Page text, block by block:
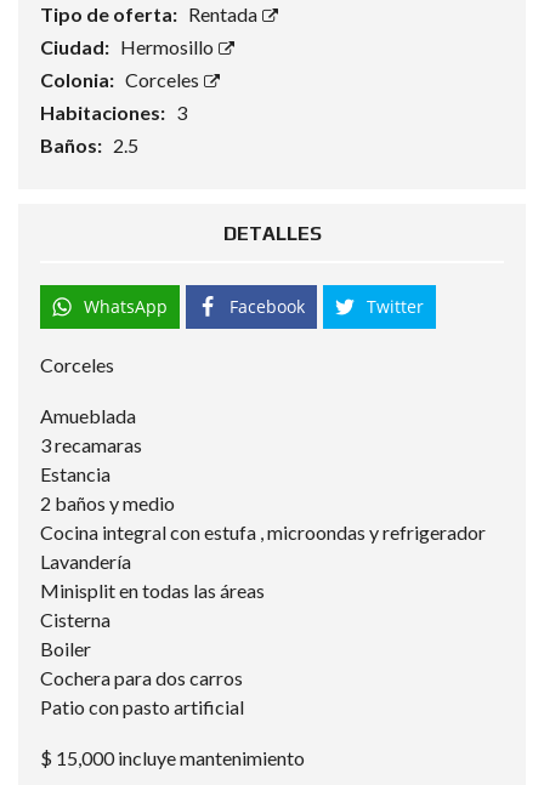
Tipo de oferta: Rentada
Ciudad: Hermosillo
Colonia: Corceles
Habitaciones: 3
Baños: 2.5
DETALLES
WhatsApp Facebook Twitter
Corceles
Amueblada
3 recamaras
Estancia
2 baños y medio
Cocina integral con estufa , microondas y refrigerador
Lavandería
Minisplit en todas las áreas
Cisterna
Boiler
Cochera para dos carros
Patio con pasto artificial
$ 15,000 incluye mantenimiento